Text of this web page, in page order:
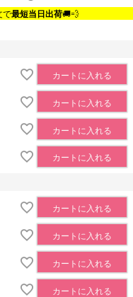
で最短当日出荷🚚💨
カートに入れる
カートに入れる
カートに入れる
カートに入れる
カートに入れる
カートに入れる
カートに入れる
カートに入れる